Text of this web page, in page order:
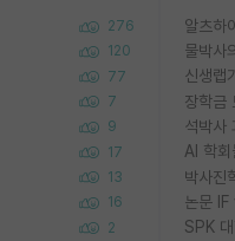
276
120
77
7
9
17
13
16
2
알츠하
물박사
신생랩
장학금
AI 학회
논문
SPK